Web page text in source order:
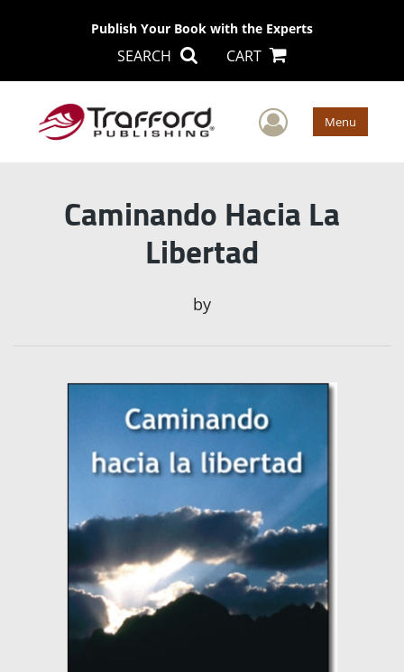
Publish Your Book with the Experts
SEARCH CART
User Menu
Caminando Hacia La
Libertad
by